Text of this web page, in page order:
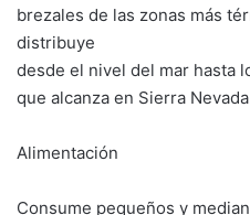
brezales de las zonas más
distribuye
desde el nivel del mar hasta
que alcanza en Sierra
Alimentación
Consume pequeños y